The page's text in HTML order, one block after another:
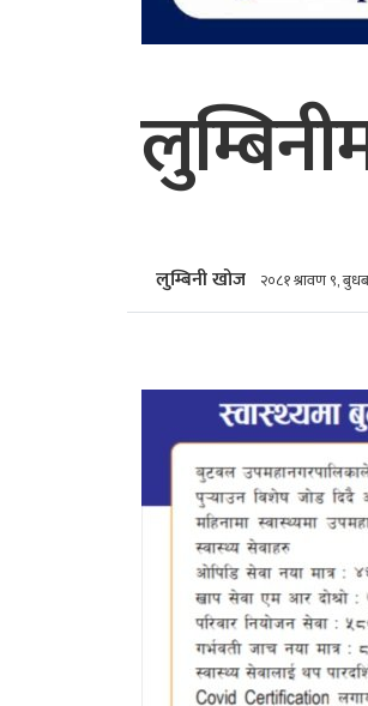
लुम्बिनी खोज २०८१ श्रावण ९,